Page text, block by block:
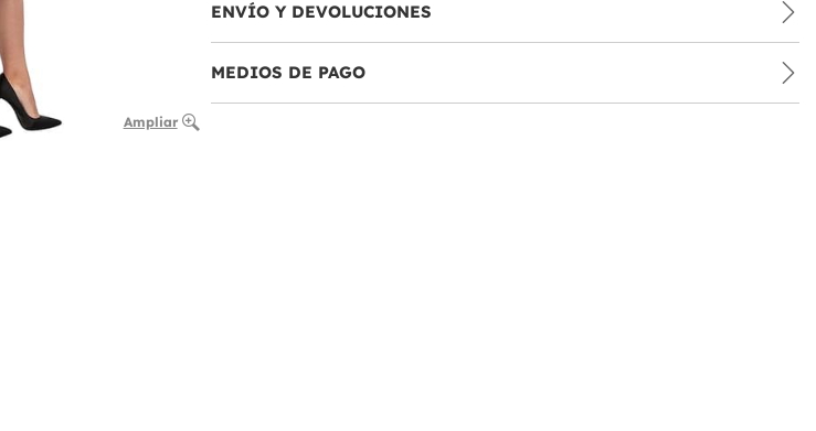
Ampliar
ENVÍO Y DEVOLUCIONES
MEDIOS DE PAGO